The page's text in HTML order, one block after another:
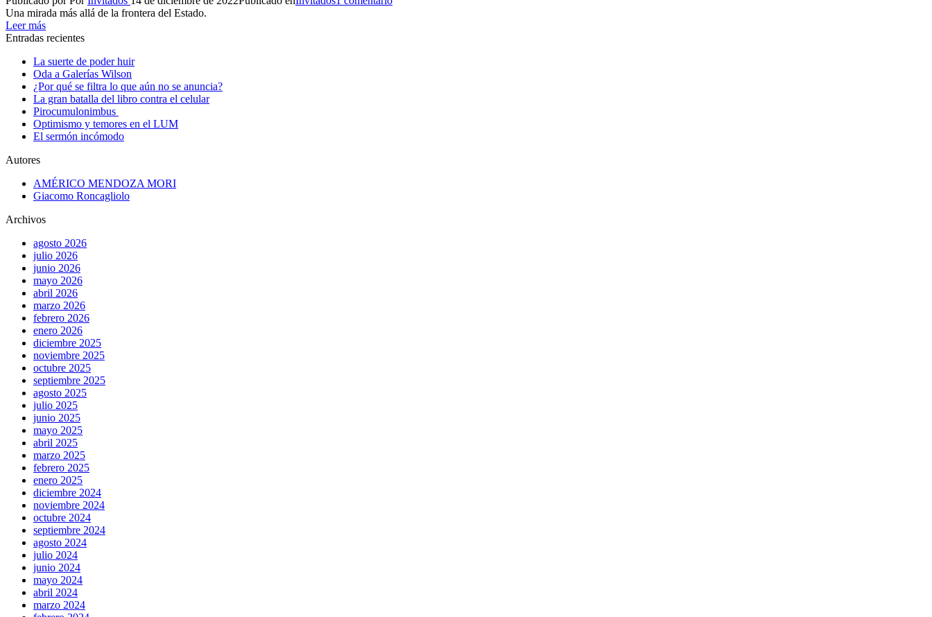
Una mirada más allá de la frontera del Estado.
Leer más
Entradas recientes
La suerte de poder huir
Oda a Galerías Wilson
¿Por qué se filtra lo que aún no se anuncia?
La gran batalla del libro contra el celular
Pirocumulonimbus
Optimismo y temores en el LUM
El sermón incómodo
Autores
AMÉRICO MENDOZA MORI
Giacomo Roncagliolo
Archivos
agosto 2026
julio 2026
junio 2026
mayo 2026
abril 2026
marzo 2026
febrero 2026
enero 2026
diciembre 2025
noviembre 2025
octubre 2025
septiembre 2025
agosto 2025
julio 2025
junio 2025
mayo 2025
abril 2025
marzo 2025
febrero 2025
enero 2025
diciembre 2024
noviembre 2024
octubre 2024
septiembre 2024
agosto 2024
julio 2024
junio 2024
mayo 2024
abril 2024
marzo 2024